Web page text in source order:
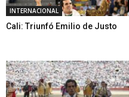
INTERNACIONAL
Cali: Triunfó Emilio de Justo